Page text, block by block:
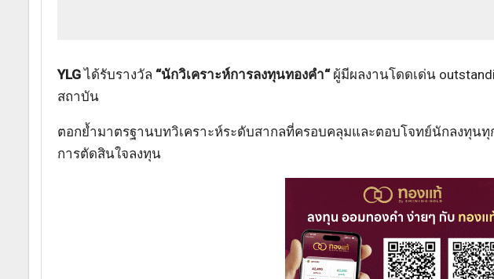
YLGได้รับรางวัล “นักวิเคราะห์การลงทุนทองคำ“ผู้มีผลงานโดดเด่น
สถาบัน
ตอกย้ำมาตรฐานบทวิเคราะห์ระดับสากลที่ครอบคลุมและตอบโจทย์นักลงทุน
การตัดสินใจลงทุน